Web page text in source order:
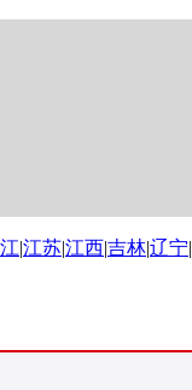
|江苏|江西|吉林|辽宁|